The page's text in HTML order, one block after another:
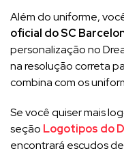
Além do uniforme,
oficial do SC
personalização no
na resolução correta
combina com os
Se você quiser mais
seção Logotipos do
encontrará escudos